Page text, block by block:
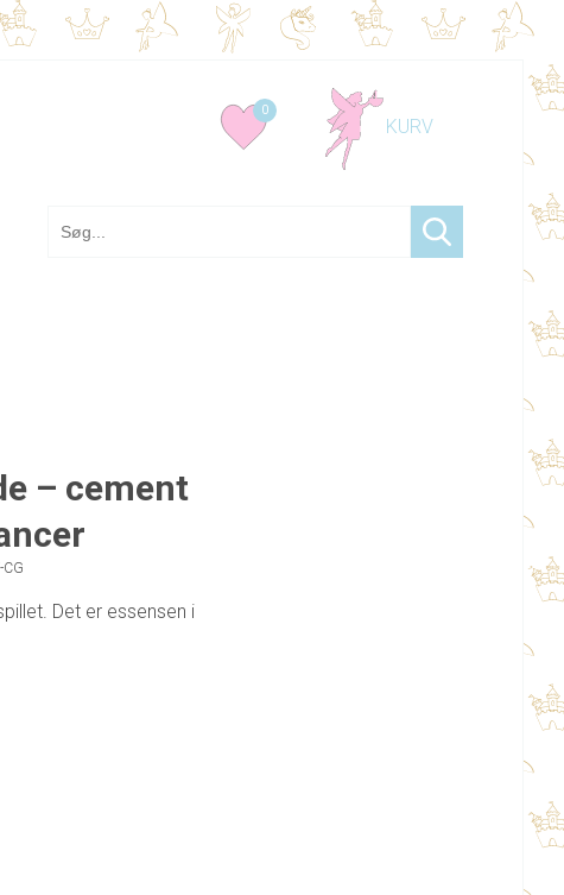
0
– cement
CG
Det er essensen i